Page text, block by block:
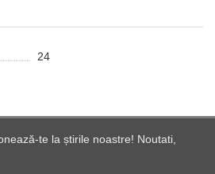
24
te la știrile noastre! Noutati,